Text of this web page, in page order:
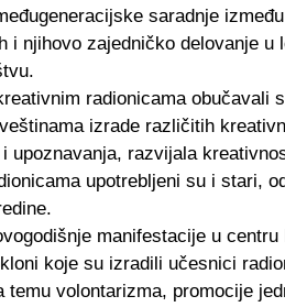
saradnje
njihovo zajedničko delovanje u
radionicama obučavali
izrade različitih
upoznavanja, razvijala
upotrebljeni su i stari,
manifestacije u centru
koje su izradili učesnici
volontarizma, promocije